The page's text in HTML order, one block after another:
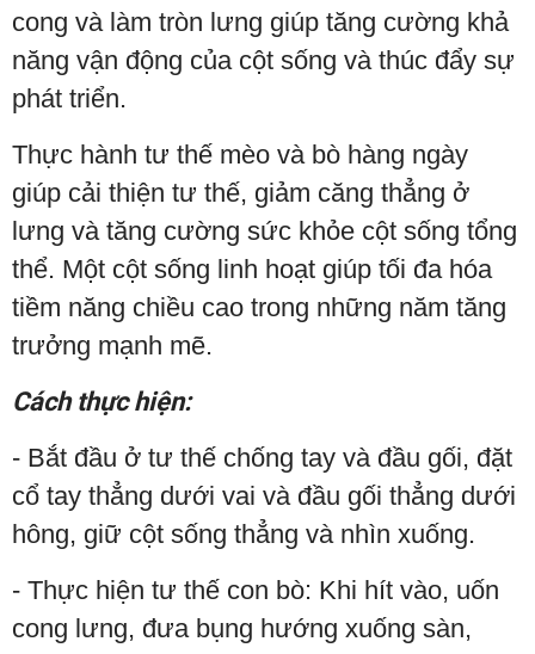
cong và làm tròn lưng giúp tăng cường khả
năng vận động của cột sống và thúc đẩy sự
phát triển.
Thực hành tư thế mèo và bò hàng ngày
giúp cải thiện tư thế, giảm căng thẳng ở
lưng và tăng cường sức khỏe cột sống tổng
thể. Một cột sống linh hoạt giúp tối đa hóa
tiềm năng chiều cao trong những năm tăng
trưởng mạnh mẽ.
Cách thực hiện:
- Bắt đầu ở tư thế chống tay và đầu gối, đặt
cổ tay thẳng dưới vai và đầu gối thẳng dưới
hông, giữ cột sống thẳng và nhìn xuống.
- Thực hiện tư thế con bò: Khi hít vào, uốn
cong lưng, đưa bụng hướng xuống sàn,